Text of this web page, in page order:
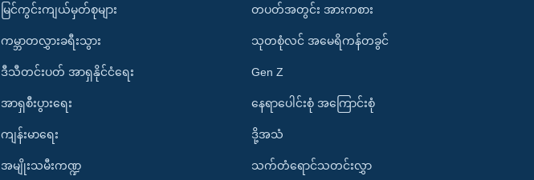
မြင်ကွင်းကျယ်မှတ်စုများ
ကမ္ဘာတလွှားခရီးသွား
ဒီသီတင်းပတ် အာရှနိုင်ငံရေး
အာရှစီးပွားရေး
ကျန်းမာရေး
အမျိုးသမီးကဏ္ဍ
တပတ်အတွင်း အားကစား
သုတစုံလင် အမေရိကန်တခွင်
Gen Z
နေရာပေါင်းစုံ အကြောင်းစုံ
ဒို့အသံ
သက်တံရောင်သတင်းလွှာ